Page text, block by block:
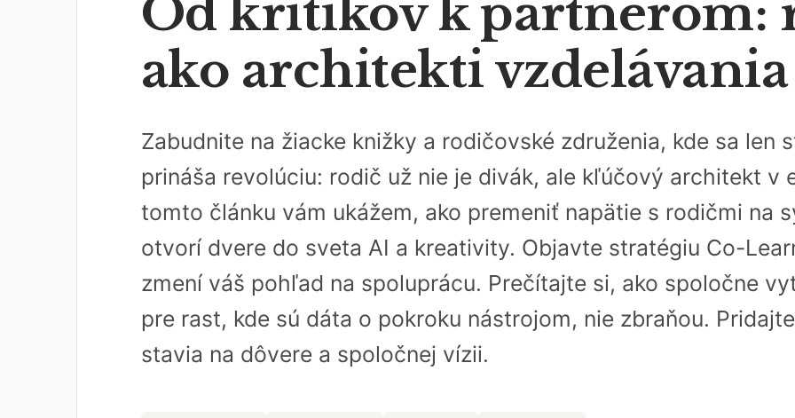
Od kritikov k partnerom:
ako architekti
Zabudnite na žiacke knižky a rodičovské združenia, kde sa len
prináša revolúciu: rodič už nie je divák, ale kľúčový architekt v
tomto článku vám ukážem, ako premeniť napätie s rodičmi na
otvorí dvere do sveta AI a kreativity. Objavte stratégiu Co-
zmení váš pohľad na spoluprácu. Prečítajte si, ako spoločne
pre rast, kde sú dáta o pokroku nástrojom, nie zbraňou.
stavia na dôvere a spoločnej vízii.